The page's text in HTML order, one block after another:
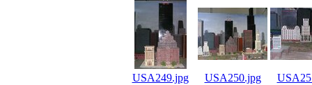
USA249.jpg
USA250.jpg